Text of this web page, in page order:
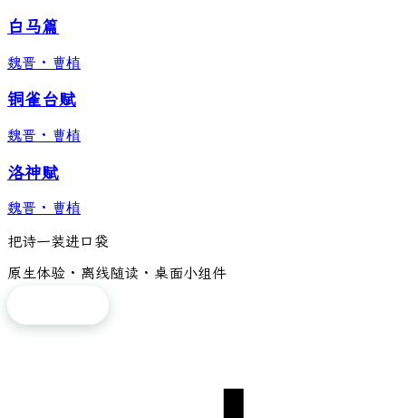
白马篇
魏晋 · 曹植
铜雀台赋
魏晋 · 曹植
洛神赋
魏晋 · 曹植
把诗一装进口袋
原生体验 · 离线随读 · 桌面小组件